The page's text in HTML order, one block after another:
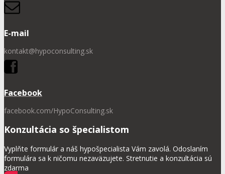
E-mail
kontakt@hypoconsulting.sk
Facebook
facebook.com/HypoConsulting.sk
Konzultácia so špecialistom
Vyplňte formulár a náš hypošpecialista Vám zavolá. Odoslaním
formulára sa k ničomu nezaväzujete. Stretnutie a konzultácia sú
zdarma